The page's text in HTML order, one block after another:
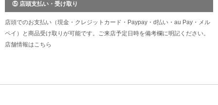
⑤ 店頭支払い・受け取り
店頭でのお支払い（現金・クレジットカード・Paypay・d払い・au Pay・メル
ペイ）と商品受け取りが可能です。ご来店予定日時を備考欄に明記ください。
店舗情報はこちら